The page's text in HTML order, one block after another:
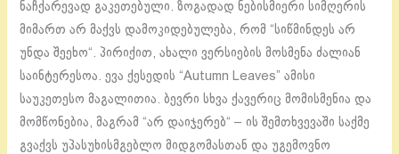
ნაჩქარევად გაკეთებული. ზოგადად ნებისმიერი სიმღერის
მიმართ არ მაქვს დამოკიდებულება, რომ “სიწმინდეს არ
უნდა შეეხო“. პირიქით, ახალი ვერსიების მოსმენა ძალიან
საინტერესოა. ევა ქესედის “Autumn Leaves” ამისი
საუკეთესო მაგალითია. ბევრი სხვა ქავერიც მომისმენია და
მომწონებია, მაგრამ “არ დაიჯერებ“ – ის შემთხვევაში საქმე
გვაქვს უპასუხისმგებლო მიდგომასთან და უგემოვნო